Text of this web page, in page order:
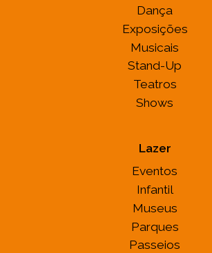
Dança
Exposições
Musicais
Stand-Up
Teatros
Shows
Lazer
Eventos
Infantil
Museus
Parques
Passeios